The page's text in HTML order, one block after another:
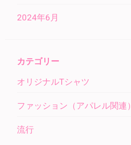
2024年6月
カテゴリー
オリジナルTシャツ
ファッション（アパレル関連）
流行